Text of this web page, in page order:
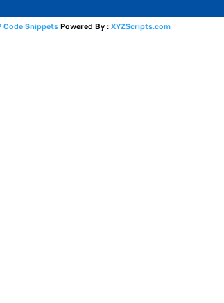
Code Snippets Powered By : XYZScripts.com